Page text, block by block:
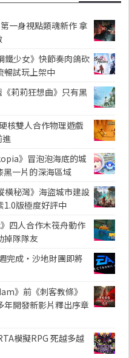
一身視點類魂新作 拿
鐵少女》快節奏肉鴿砍
暢試玩上架中
《莉莉狂想曲》只有黑
核雙人合作物理遊戲
進
》冒泡泡海底的城
黑一片的深海區域
橫秘灣》海盜城市建設
1.0版極度好評中
四人合作木筏舟動作
掉隊隊友
完成・沙地財團即將
》前《刺客教條》
年開發新影片釋出序章
模擬RPG 死越多越